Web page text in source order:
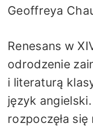
Geoffreya
Renesans w
odrodzenie
i literaturą
język
rozpoczęła